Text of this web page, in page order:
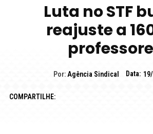
Luta no STF
reajuste a
Por: Agência Sindical Data:
COMPARTILHE: